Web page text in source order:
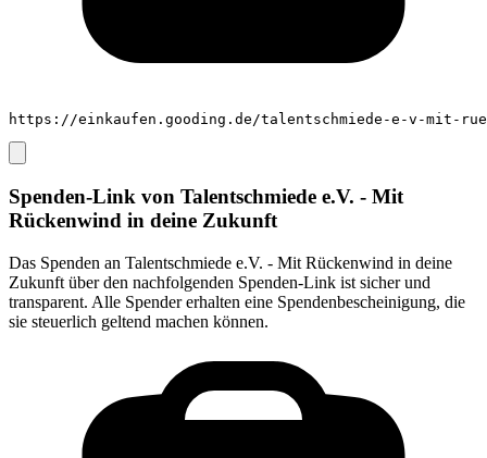
https://einkaufen.gooding.de/talentschmiede-e-v-mit-
Spenden-Link von Talentschmiede e.V. - Mit
Rückenwind in deine Zukunft
Das Spenden an Talentschmiede e.V. - Mit Rückenwind in deine
Zukunft über den nachfolgenden Spenden-Link ist sicher und
transparent. Alle Spender erhalten eine Spendenbescheinigung, die
sie steuerlich geltend machen können.